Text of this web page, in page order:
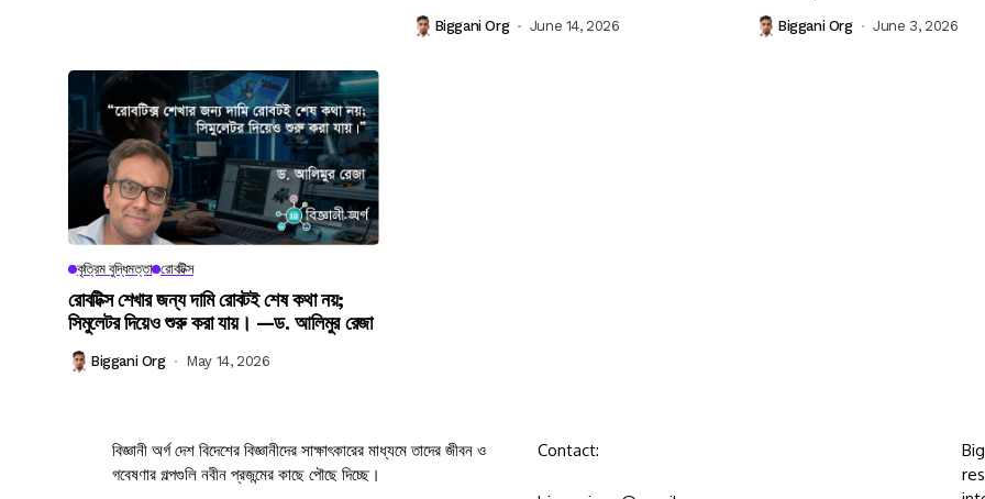
Biggani Org June 14, 2026 Biggani Org June 3, 2026
কৃত্রিম বুদ্ধিমত্তা রোবটিক্স
রোবটিক্স শেখার জন্য দামি রোবটই শেষ কথা নয়;
সিমুলেটর দিয়েও শুরু করা যায়। —ড. আলিমুর রেজা
Biggani Org May 14, 2026
বিজ্ঞানী অর্গ দেশ বিদেশের বিজ্ঞানীদের সাক্ষাৎকারের মাধ্যমে তাদের জীবন ও
গবেষণার গল্পগুলি নবীন প্রজন্মের কাছে পৌছে দিচ্ছে।
Contact: